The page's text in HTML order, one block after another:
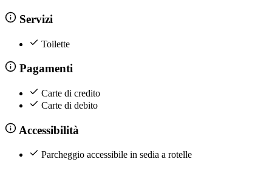
Servizi
Toilette
Pagamenti
Carte di credito
Carte di debito
Accessibilità
Parcheggio accessibile in sedia a rotelle